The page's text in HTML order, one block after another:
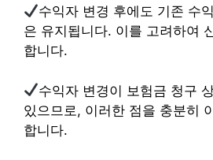
수익자 변경 후에도 기존 수
은 유지됩니다. 이를 고려하여
합니다.
수익자 변경이 보험금 청구
있으므로, 이러한 점을 충분히
합니다.